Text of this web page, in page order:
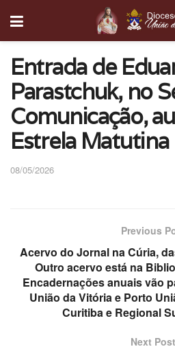
Entrada de
Parastchuk, no
Comunicação,
Estrela Matutina
08/05/2026
Previous
Acervo do Jornal na Cúria,
Outro acervo está na
Encadernações anuais vão
União da Vitória e Porto
Curitiba e Regional
Next Post